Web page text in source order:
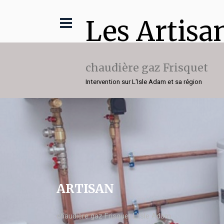
Les
chaudière gaz Frisquet
Intervention sur L'Isle Adam et sa région
ARTISAN
chaudière gaz Frisquet L'Isle Adam